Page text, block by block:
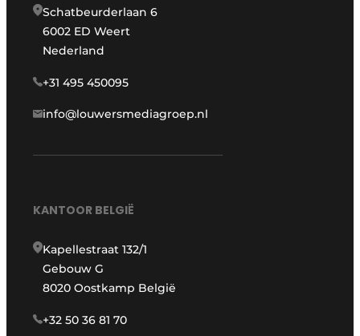
Schatbeurderlaan 6
6002 ED Weert
Nederland
+31 495 450095
info@louwersmediagroep.nl
KANTOOR BELGIË
Kapellestraat 132/1
Gebouw G
8020 Oostkamp België
+32 50 36 81 70